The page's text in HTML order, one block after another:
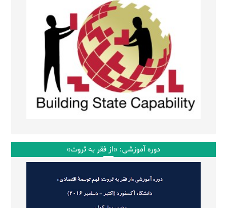
دوره آموزشی: «از فقر به ثروت»